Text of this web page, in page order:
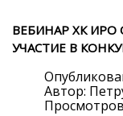
ВЕБИНАР ХК
УЧАСТИЕ В
Автор: